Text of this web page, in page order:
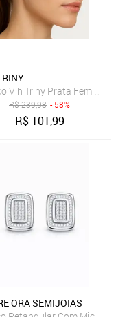
Zircônias Banhado A
Vih Triny Prata Feminino
R$239,98 - 58%
R$ 101,99
ORA SEMIJOIAS